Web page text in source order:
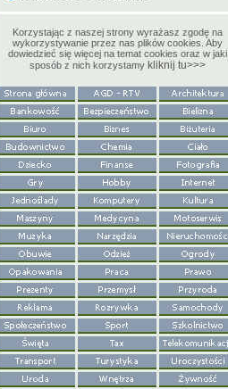
Korzystając z naszej strony wyrażasz zgodę na
wykorzystywanie przez nas plików cookies. Aby
dowiedzieć się więcej na temat cookies oraz w jaki
sposób z nich korzystamy kliknij tu>>>